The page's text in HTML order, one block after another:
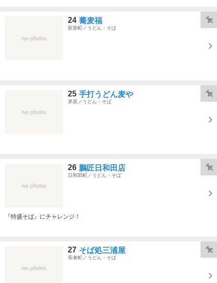
24 蕎麦福
新形町／うどん・そば
25 手打うどん麦や
茅原／うどん・そば
26 鵬匠日和田店
日和田町／うどん・そば
『特盛そば』にチャレンジ！
27 そば処三浦屋
長者町／うどん・そば